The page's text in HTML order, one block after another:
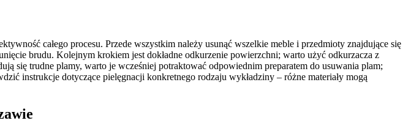
całego procesu. Przede wszystkim należy usunąć wszelkie meble i przedmioty znajdujące się
brudu. Kolejnym krokiem jest dokładne odkurzenie powierzchni; warto użyć odkurzacza z
się trudne plamy, warto je wcześniej potraktować odpowiednim preparatem do usuwania plam;
instrukcje dotyczące pielęgnacji konkretnego rodzaju wykładziny – różne materiały mogą